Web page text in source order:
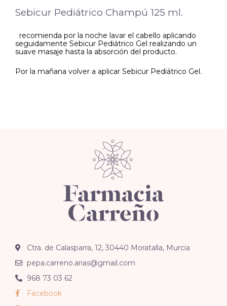
Sebicur Pediátrico Champú 125 ml.
recomienda por la noche lavar el cabello aplicando
seguidamente Sebicur Pediátrico Gel realizando un
suave masaje hasta la absorción del producto.
Por la mañana volver a aplicar Sebicur Pediátrico Gel.
Ctra. de Calasparra, 12, 30440 Moratalla, Murcia
pepa.carreno.arias@gmail.com
968 73 03 62
Facebook